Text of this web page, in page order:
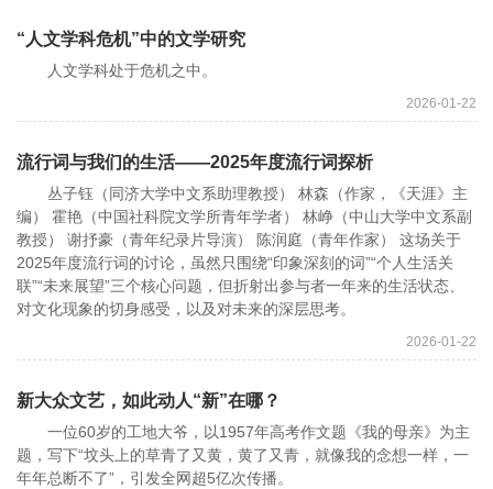
“人文学科危机”中的文学研究
人文学科处于危机之中。
2026-01-22
流行词与我们的生活——2025年度流行词探析
丛子钰（同济大学中文系助理教授） 林森（作家，《天涯》主
编） 霍艳（中国社科院文学所青年学者） 林峥（中山大学中文系副
教授） 谢抒豪（青年纪录片导演） 陈润庭（青年作家） 这场关于
2025年度流行词的讨论，虽然只围绕“印象深刻的词”“个人生活关
联”“未来展望”三个核心问题，但折射出参与者一年来的生活状态、
对文化现象的切身感受，以及对未来的深层思考。
2026-01-22
新大众文艺，如此动人“新”在哪？
一位60岁的工地大爷，以1957年高考作文题《我的母亲》为主
题，写下“坟头上的草青了又黄，黄了又青，就像我的念想一样，一
年年总断不了”，引发全网超5亿次传播。